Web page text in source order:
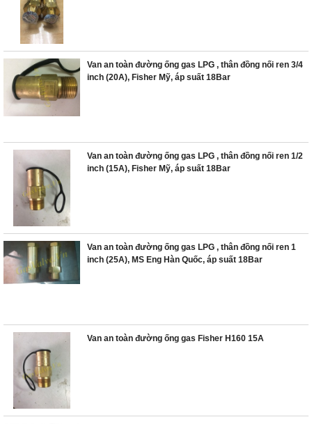
Van an toàn đường ống gas LPG , thân đồng nối ren 3/4
inch (20A), Fisher Mỹ, áp suất 18Bar
Van an toàn đường ống gas LPG , thân đồng nối ren 1/2
inch (15A), Fisher Mỹ, áp suất 18Bar
Van an toàn đường ống gas LPG , thân đồng nối ren 1
inch (25A), MS Eng Hàn Quốc, áp suất 18Bar
Van an toàn đường ống gas Fisher H160 15A